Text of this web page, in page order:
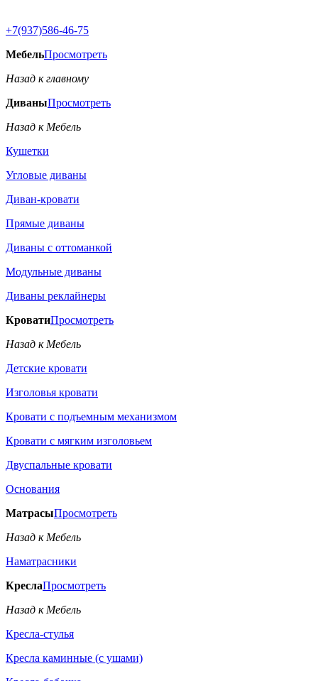
+7(937)586-46-75
МебельПросмотреть
Назад к главному
ДиваныПросмотреть
Назад к Мебель
Кушетки
Угловые диваны
Диван-кровати
Прямые диваны
Диваны с оттоманкой
Модульные диваны
Диваны реклайнеры
КроватиПросмотреть
Назад к Мебель
Детские кровати
Изголовья кровати
Кровати с подъемным механизмом
Кровати с мягким изголовьем
Двуспальные кровати
Основания
МатрасыПросмотреть
Назад к Мебель
Наматрасники
КреслаПросмотреть
Назад к Мебель
Кресла-стулья
Кресла каминные (с ушами)